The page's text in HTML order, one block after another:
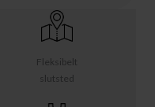
Fleksibelt
slutsted